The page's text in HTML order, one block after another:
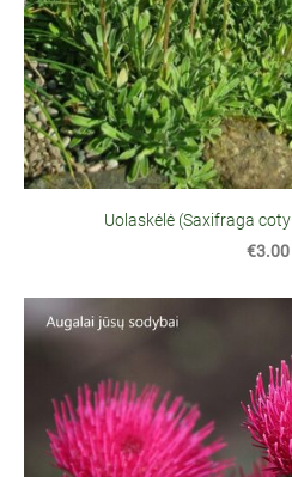
Uolaskėlė (Saxifraga
€3.00